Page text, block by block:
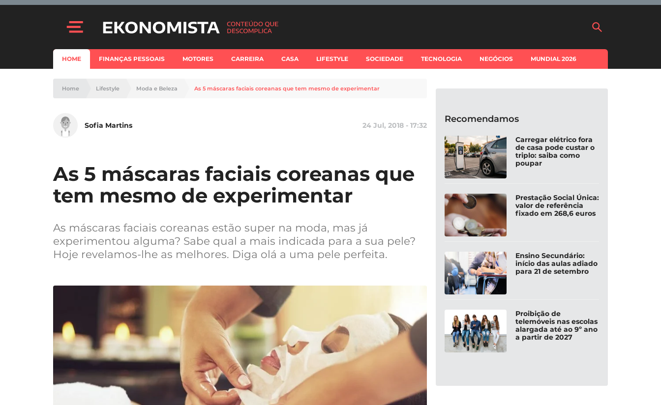
HOME FINANÇAS PESSOAIS MOTORES CARREIRA CASA LIFESTYLE SOCIEDADE TECNOLOGIA NEGÓCIOS MUNDIAL 2026
Home Lifestyle Moda e Beleza As 5 máscaras faciais coreanas que tem mesmo de experimentar
Sofia Martins 24 Jul, 2018 - 17:32
As 5 máscaras faciais coreanas que
tem mesmo de experimentar
As máscaras faciais coreanas estão super na moda, mas já
experimentou alguma? Sabe qual a mais indicada para a sua pele?
Hoje revelamos-lhe as melhores. Diga olá a uma pele perfeita.
Recomendamos
Carregar elétrico fora
de casa pode custar o
triplo: saiba como
poupar
Prestação Social Única:
valor de referência
fixado em 268,6 euros
Ensino Secundário:
início das aulas adiado
para 21 de setembro
Proibição de
telemóveis nas escolas
alargada até ao 9º ano
a partir de 2027